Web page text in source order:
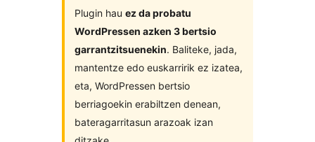
Plugin hau ez da probatu
WordPressen azken 3 bertsio
garrantzitsuenekin. Baliteke, jada,
mantentze edo euskarririk ez izatea,
eta, WordPressen bertsio
berriagoekin erabiltzen denean,
bateragarritasun arazoak izan